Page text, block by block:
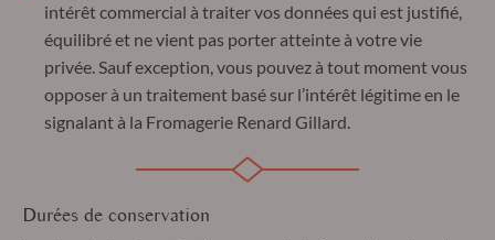
intérêt commercial à traiter vos données qui est justifié,
équilibré et ne vient pas porter atteinte à votre vie
privée. Sauf exception, vous pouvez à tout moment vous
opposer à un traitement basé sur l’intérêt légitime en le
signalant à la Fromagerie Renard Gillard.
Durées de conservation